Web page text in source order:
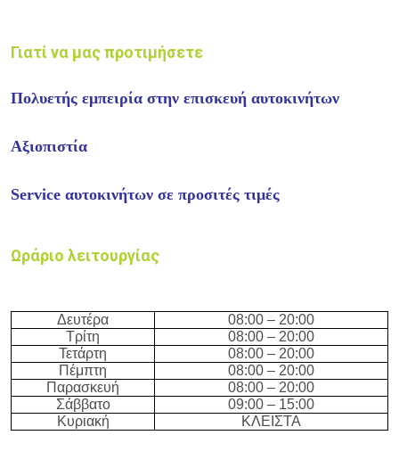
Γιατί να μας προτιμήσετε
Πολυετής εμπειρία στην επισκευή αυτοκινήτων
Αξιοπιστία
Service αυτοκινήτων σε προσιτές τιμές
Ωράριο λειτουργίας
Δευτέρα 08:00 – 20:00
Τρίτη
08:00 – 20:00
Τετάρτη
08:00 – 20:00
Πέμπτη
08:00 – 20:00
Παρασκευή
08:00 – 20:00
Σάββατο
09:00 – 15:00
Κυριακή
ΚΛΕΙΣΤΑ